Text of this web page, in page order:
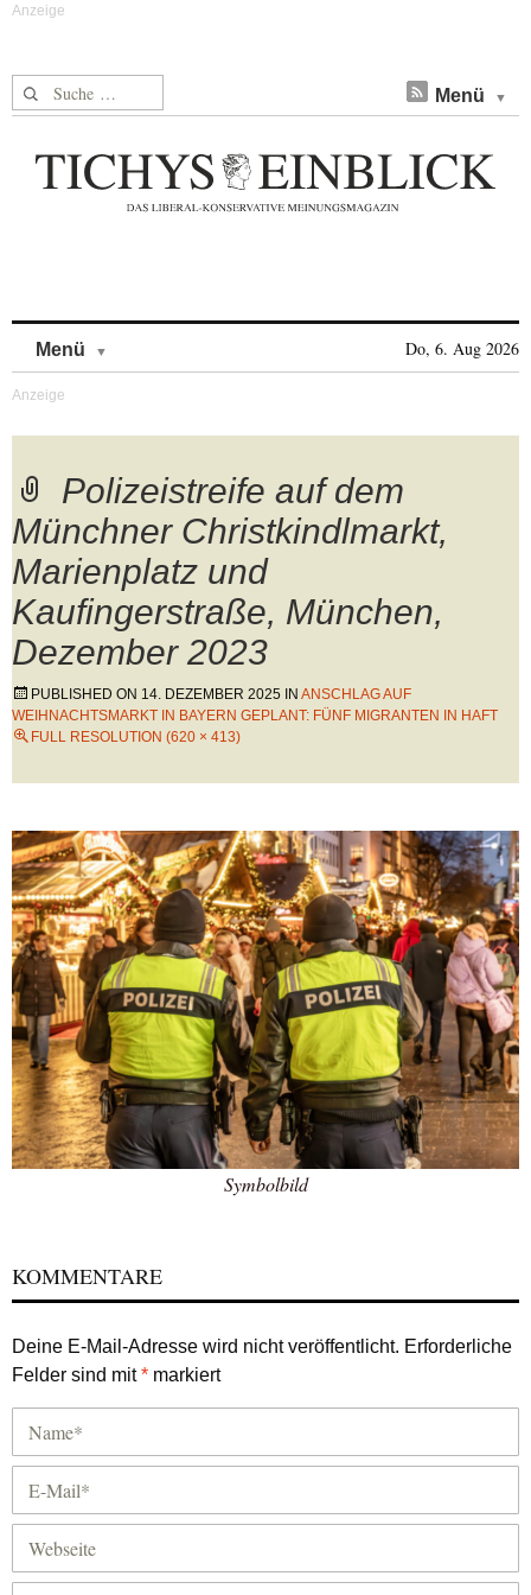
Suche nach: Menü
Menü Do, 6. Aug 2026
Polizeistreife auf dem
Münchner Christkindlmarkt,
Marienplatz und
Kaufingerstraße, München,
Dezember 2023
PUBLISHED ON 14. DEZEMBER 2025 IN ANSCHLAG AUF
WEIHNACHTSMARKT IN BAYERN GEPLANT: FÜNF MIGRANTEN IN HAFT
FULL RESOLUTION (620 × 413)
Symbolbild
KOMMENTARE
Deine E-Mail-Adresse wird nicht veröffentlicht. Erforderliche
Felder sind mit* markiert